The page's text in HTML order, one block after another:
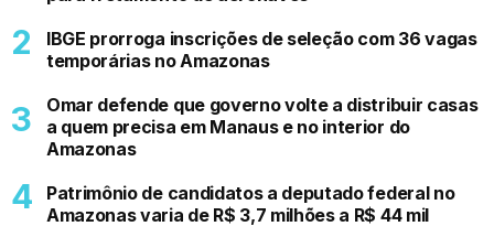
IBGE prorroga inscrições de seleção com 36 vagas
temporárias no Amazonas
Omar defende que governo volte a distribuir casas
a quem precisa em Manaus e no interior do
Amazonas
Patrimônio de candidatos a deputado federal no
Amazonas varia de R$ 3,7 milhões a R$ 44 mil